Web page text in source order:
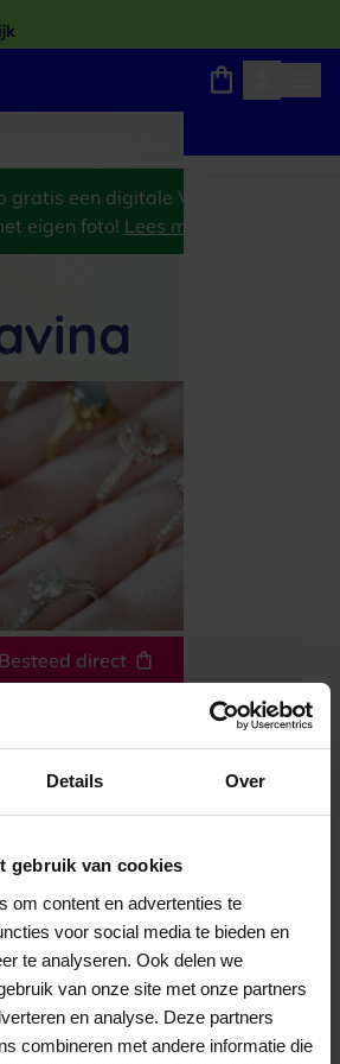
Details Over
gebruik van cookies
om content en advertenties te
voor social media te bieden en
te analyseren. Ook delen we
van onze site met onze partners
en analyse. Deze partners
combineren met andere informatie die
gratis een digitale VVV
eigen foto! Lees meer
Besteed direct
in delen besteden?
van je VVV
delen uitgeven.